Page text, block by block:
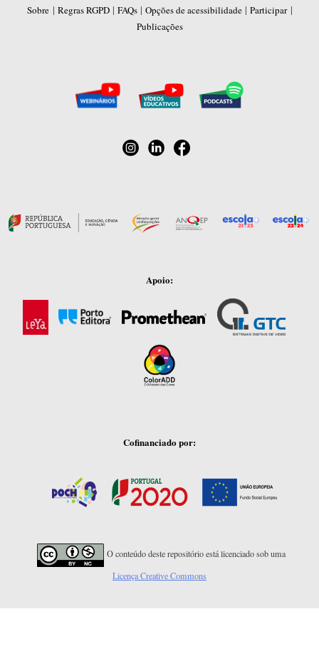
Sobre | Regras RGPD| FAQs| Opções de acessibilidade| Participar|
Publicações
Apoio:
Cofinanciado por:
O conteúdo deste repositório está licenciado sob uma
Licença Creative Commons